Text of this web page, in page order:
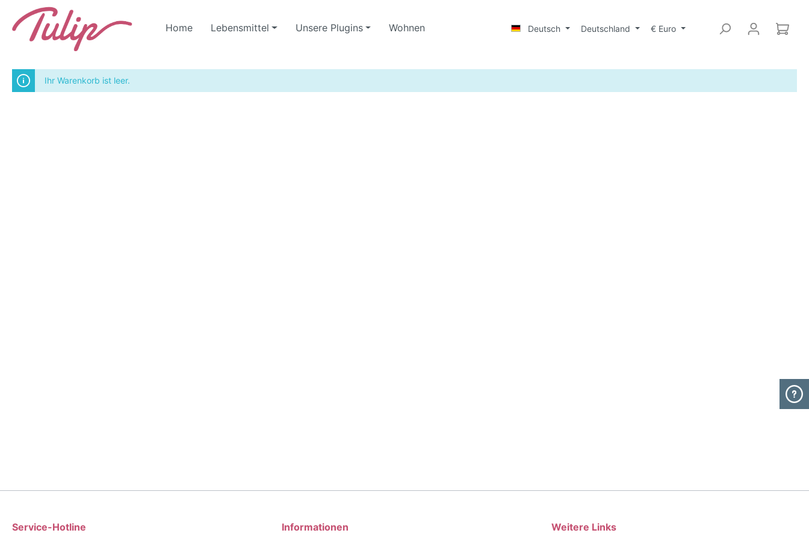
Home Lebensmittel Unsere Plugins Wohnen
Zur Kategorie Wohnen
Deutsch Deutschland € Euro
Ihr Warenkorb ist leer.
Service-Hotline Informationen Weitere Links